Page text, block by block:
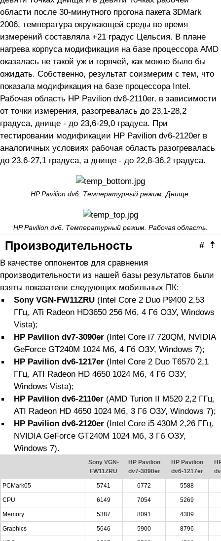
области после 30-минутного прогона пакета 3DMark
2006, температура окружающей среды во время
измерений составляла +21 градус Цельсия. В плане
нагрева корпуса модификация на базе процессора AMD
оказалась не такой уж и горячей, как можно было бы
ожидать. Собственно, результат соизмерим с тем, что
показала модификация на базе процессора Intel.
Рабочая область HP Pavilion dv6-2110er, в зависимости
от точки измерения, разогревалась до 23,1-28,2
градуса, днище - до 23,6-29,0 градуса. При
тестировании модификации HP Pavilion dv6-2120er в
аналогичных условиях рабочая область разогревалась
до 23,6-27,1 градуса, а днище - до 22,8-36,2 градуса.
HP Pavilion dv6. Температурный режим. Днище.
HP Pavilion dv6. Температурный режим. Рабочая область.
⇡
#
Производительность
В качестве оппонентов для сравнения
производительности из нашей базы результатов были
взяты показатели следующих мобильных ПК:
Sony VGN-FW11ZRU (Intel Core 2 Duo P9400 2,53
ГГц, ATi Radeon HD3650 256 Мб, 4 Гб ОЗУ, Windows
Vista);
HP Pavilion dv7-3090er (Intel Core i7 720QM, NVIDIA
GeForce GT240M 1024 Мб, 4 Гб ОЗУ, Windows 7);
HP Pavilion dv6-1217er (Intel Core 2 Duo T6570 2,1
ГГц, ATI Radeon HD 4650 1024 Мб, 4 Гб ОЗУ,
Windows Vista);
HP Pavilion dv6-2110er (AMD Turion II M520 2,2 ГГц,
ATI Radeon HD 4650 1024 Мб, 3 Гб ОЗУ, Windows 7);
HP Pavilion dv6-2120er (Intel Core i5 430M 2,26 ГГц,
NVIDIA GeForce GT240M 1024 Мб, 3 Гб ОЗУ,
Windows 7).
Sony VGN-
FW11ZRU
HP Pavilion
dv7-3090er
HP Pavilion
dv6-1217er
PCMark05 5741 6772 5588
CPU 6149 7054 5269
Memory 5387 8091 4309
Graphics 5646 5900 8796